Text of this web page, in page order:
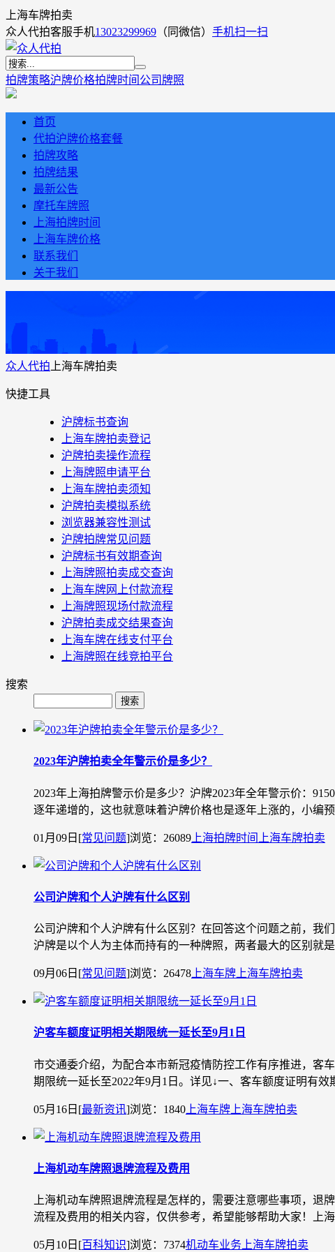
上海车牌拍卖
众人代拍客服手机13023299969 （同微信） 手机扫一扫
拍牌策略沪牌价格拍牌时间 公司牌照
首页
代拍沪牌价格套餐
拍牌攻略
拍牌结果
最新公告
摩托车牌照
上海拍牌时间
上海车牌价格
联系我们
关于我们
众人代拍 上海车牌拍卖
快捷工具
沪牌标书查询
上海车牌拍卖登记
沪牌拍卖操作流程
上海牌照申请平台
上海车牌拍卖须知
沪牌拍卖模拟系统
浏览器兼容性测试
沪牌拍牌常见问题
沪牌标书有效期查询
上海牌照拍卖成交查询
上海车牌网上付款流程
上海牌照现场付款流程
沪牌拍卖成交结果查询
上海车牌在线支付平台
上海牌照在线竞拍平台
搜索
2023年沪牌拍卖全年警示价是多少？
2023年上海拍牌警示价是多少？沪牌2023年全年警示价：
逐年递增的，这也就意味着沪牌价格也是逐年上涨的，小编
01月09日 [常见问题]浏览：26089 上海拍牌时间 上海车牌拍卖
公司沪牌和个人沪牌有什么区别
公司沪牌和个人沪牌有什么区别？在回答这个问题之前，我
沪牌是以个人为主体而持有的一种牌照，两者最大的区别就
09月06日 [常见问题]浏览：26478 上海车牌 上海车牌拍卖
沪客车额度证明相关期限统一延长至9月1日
市交通委介绍，为配合本市新冠疫情防控工作有序推进，客
期限统一延长至2022年9月1日。详见↓一、客车额度证明有
05月16日 [最新资讯]浏览：1840 上海车牌 上海车牌拍卖
上海机动车牌照退牌流程及费用
上海机动车牌照退牌流程是怎样的，需要注意哪些事项，
流程及费用的相关内容，仅供参考，希望能够帮助大家！上
05月10日 [百科知识]浏览：7374机动车业务 上海车牌拍卖